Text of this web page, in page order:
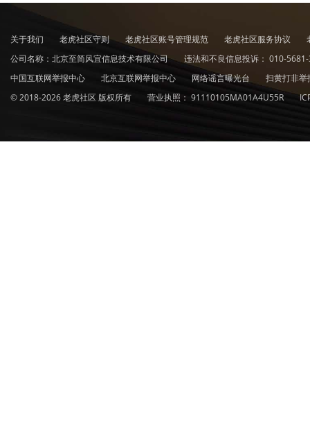
关于我们 老虎社区守则 老虎社区账号管理规范 老虎社区服务协议
公司名称：北京至简风宜信息技术有限公司
违法和不良信息投诉： 010-
中国互联网举报中心
北京互联网举报中心 网络谣言曝光台
扫黄打非
© 2018-2026 老虎社区 版权所有
营业执照： 91110105MA01A4U55R